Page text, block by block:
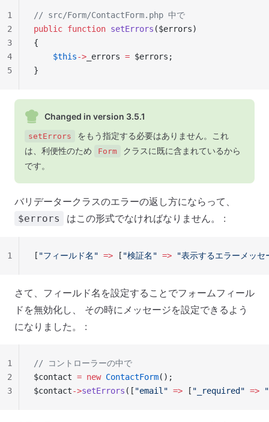
// src/Form/ContactForm.php 中で
public function setErrors ($errors)
{
    $this
-> _errors = $errors;
}
1
2
3
4
5
Changed in version 3.5.1
setErrors
をもう指定する必要はありません。これ
は、利便性のため
Form
クラスに既に含まれているから
です。
バリデータークラスのエラーの返し方にならって、
$errors はこの形式でなければなりません。 :
[ "フィールド名" => [ "検証名" => "表示するエラーメッセ
1
さて、フィールド名を設定することでフォームフィール
ドを無効化し、 その時にメッセージを設定できるよう
になりました。 :
// コントローラーの中で
$contact = new ContactForm();
$contact->setErrors ([ "email" => [ "_required" => "
1
2
3